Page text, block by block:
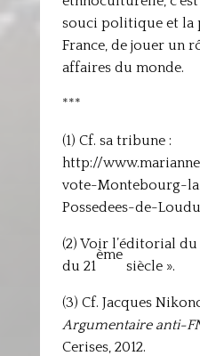
souci politique et la
France, de jouer un
affaires du monde.
***
(1) Cf. sa tribune :
http://
vote-Montebourg-
Possedees-de-
(2) Voir l’éditorial du
du 21
ème
siècle ».
(3) Cf. Jacques
Argumentaire anti-
Cerises, 2012.